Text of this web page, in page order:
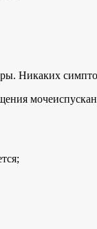
Никаких